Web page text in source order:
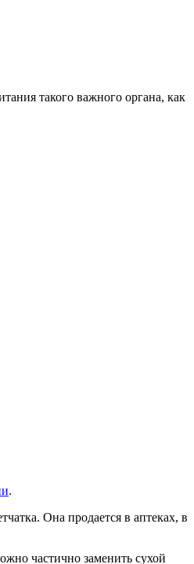
такого важного органа, как
.
Она продается в аптеках, в
частично заменить сухой